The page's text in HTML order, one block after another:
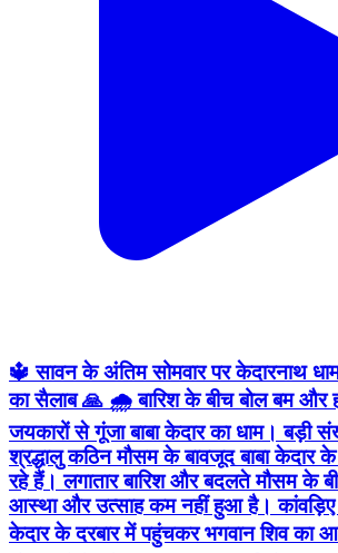
🔱 सावन के अंतिम सोमवार पर केदारनाथ
का सैलाब 🙏 🌧️ बारिश के बीच बोल बम और
जयकारों से गूंजा बाबा केदार का धाम। बड़ी
श्रद्धालु कठिन मौसम के बावजूद बाबा केदार
रहे हैं। लगातार बारिश और बदलते मौसम के
आस्था और उत्साह कम नहीं हुआ है। कांवड़िए
केदार के दरबार में पहुंचकर भगवान शिव का